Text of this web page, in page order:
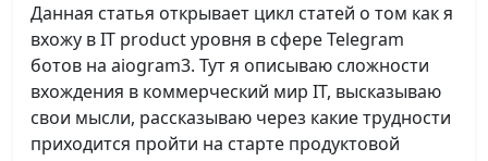
Данная статья открывает цикл статей о том как я
вхожу в IT product уровня в сфере Telegram
ботов на aiogram3. Тут я описываю сложности
вхождения в коммерческий мир IT, высказываю
свои мысли, рассказываю через какие трудности
приходится пройти на старте продуктовой